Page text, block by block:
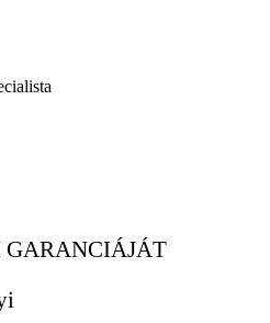
GARANCIÁJÁT